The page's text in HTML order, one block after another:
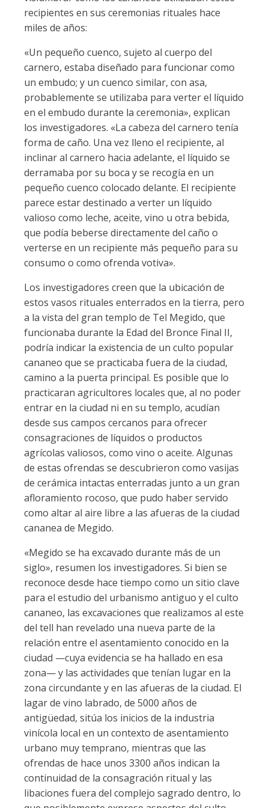
recipientes en sus ceremonias rituales hace
miles de años:
«Un pequeño cuenco, sujeto al cuerpo del
carnero, estaba diseñado para funcionar como
un embudo; y un cuenco similar, con asa,
probablemente se utilizaba para verter el líquido
en el embudo durante la ceremonia», explican
los investigadores. «La cabeza del carnero tenía
forma de caño. Una vez lleno el recipiente, al
inclinar al carnero hacia adelante, el líquido se
derramaba por su boca y se recogía en un
pequeño cuenco colocado delante. El recipiente
parece estar destinado a verter un líquido
valioso como leche, aceite, vino u otra bebida,
que podía beberse directamente del caño o
verterse en un recipiente más pequeño para su
consumo o como ofrenda votiva».
Los investigadores creen que la ubicación de
estos vasos rituales enterrados en la tierra, pero
a la vista del gran templo de Tel Megido, que
funcionaba durante la Edad del Bronce Final II,
podría indicar la existencia de un culto popular
cananeo que se practicaba fuera de la ciudad,
camino a la puerta principal. Es posible que lo
practicaran agricultores locales que, al no poder
entrar en la ciudad ni en su templo, acudían
desde sus campos cercanos para ofrecer
consagraciones de líquidos o productos
agrícolas valiosos, como vino o aceite. Algunas
de estas ofrendas se descubrieron como vasijas
de cerámica intactas enterradas junto a un gran
afloramiento rocoso, que pudo haber servido
como altar al aire libre a las afueras de la ciudad
cananea de Megido.
«Megido se ha excavado durante más de un
siglo», resumen los investigadores. Si bien se
reconoce desde hace tiempo como un sitio clave
para el estudio del urbanismo antiguo y el culto
cananeo, las excavaciones que realizamos al este
del tell han revelado una nueva parte de la
relación entre el asentamiento conocido en la
ciudad —cuya evidencia se ha hallado en esa
zona— y las actividades que tenían lugar en la
zona circundante y en las afueras de la ciudad. El
lagar de vino labrado, de 5000 años de
antigüedad, sitúa los inicios de la industria
vinícola local en un contexto de asentamiento
urbano muy temprano, mientras que las
ofrendas de hace unos 3300 años indican la
continuidad de la consagración ritual y las
libaciones fuera del complejo sagrado dentro, lo